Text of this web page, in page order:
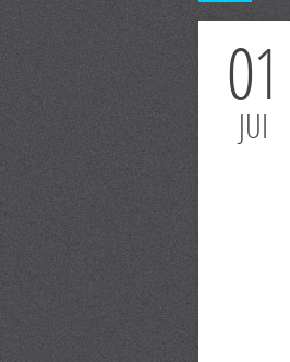
01
JUI